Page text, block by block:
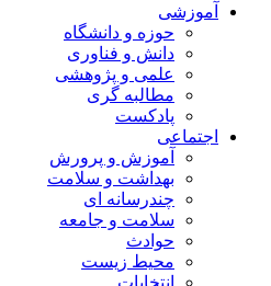
آموزشی
حوزه و دانشگاه
دانش و فناوری
علمی و پژوهشی
مطالبه گری
پادکست
اجتماعی
آموزش و پرورش
بهداشت و سلامت
چندرسانه ای
سلامت و جامعه
حوادث
محیط زیست
انتخابات